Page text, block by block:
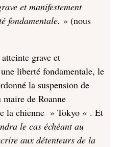
et manifestement
fondamentale. » (nous
grave et
liberté fondamentale, le
la suspension de
maire de Roanne
la chienne » Tokyo « . Et
le cas échéant au
aux détenteurs de la